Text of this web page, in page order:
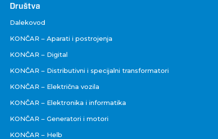
Društva
Društva
Dalekovod
KONČAR – Aparati i postrojenja
KONČAR – Digital
KONČAR – Distributivni i specijalni transformatori
KONČAR – Električna vozila
KONČAR – Elektronika i informatika
KONČAR – Generatori i motori
KONČAR – Helb